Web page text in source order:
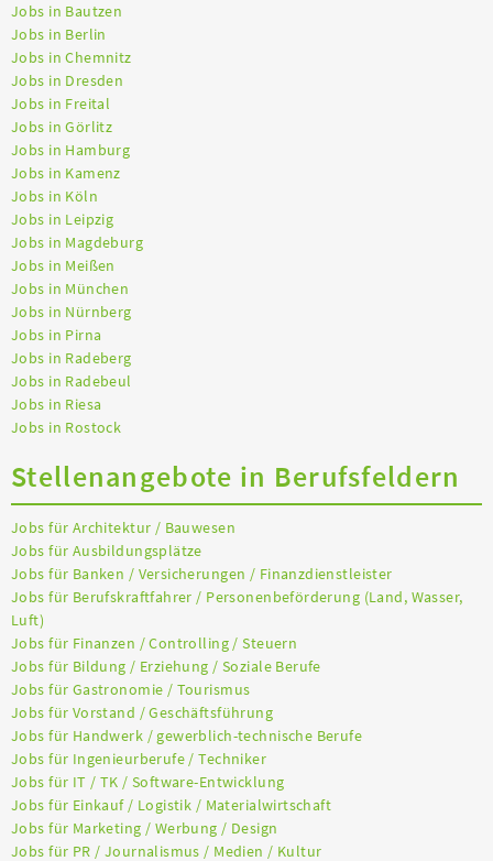
Jobs in Bautzen
Jobs in Berlin
Jobs in Chemnitz
Jobs in Dresden
Jobs in Freital
Jobs in Görlitz
Jobs in Hamburg
Jobs in Kamenz
Jobs in Köln
Jobs in Leipzig
Jobs in Magdeburg
Jobs in Meißen
Jobs in München
Jobs in Nürnberg
Jobs in Pirna
Jobs in Radeberg
Jobs in Radebeul
Jobs in Riesa
Jobs in Rostock
Stellenangebote in Berufsfeldern
Jobs für Architektur / Bauwesen
Jobs für Ausbildungsplätze
Jobs für Banken / Versicherungen / Finanzdienstleister
Jobs für Berufskraftfahrer / Personenbeförderung (Land, Wasser,
Luft)
Jobs für Finanzen / Controlling / Steuern
Jobs für Bildung / Erziehung / Soziale Berufe
Jobs für Gastronomie / Tourismus
Jobs für Vorstand / Geschäftsführung
Jobs für Handwerk / gewerblich-technische Berufe
Jobs für Ingenieurberufe / Techniker
Jobs für IT / TK / Software-Entwicklung
Jobs für Einkauf / Logistik / Materialwirtschaft
Jobs für Marketing / Werbung / Design
Jobs für PR / Journalismus / Medien / Kultur